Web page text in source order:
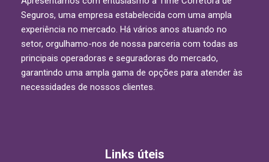
Seguros, uma empresa estabelecida com uma ampla
experiência no mercado. Há vários anos atuando no
setor, orgulhamo-nos de nossa parceria com todas as
principais operadoras e seguradoras do mercado,
garantindo uma ampla gama de opções para atender às
necessidades de nossos clientes.
Links úteis